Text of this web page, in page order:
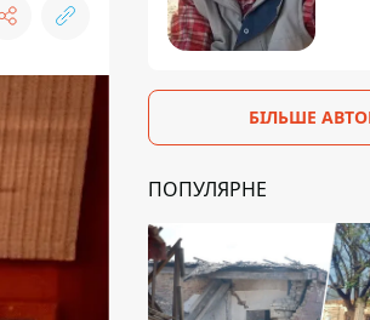
БІЛЬШЕ
ПОПУЛЯРНЕ